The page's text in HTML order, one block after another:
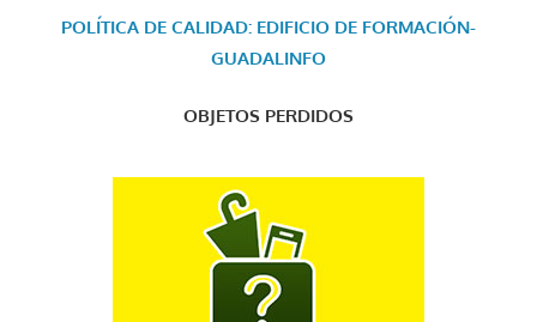
POLÍTICA DE CALIDAD: EDIFICIO DE FORMACIÓN-
GUADALINFO
OBJETOS PERDIDOS